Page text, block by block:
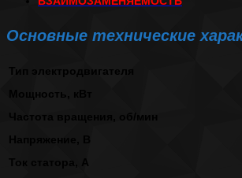
Основные технические
Тип электродвигателя
Мощность, кВт
Частота вращения, об/мин
Ток статора, А